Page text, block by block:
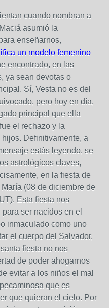
cuando nombran a
asumió la
enseñarnos,
un modelo femenino
encontrado, en las
ya sean devotas o
Sí, Vesta no es del
pero hoy en día,
principal que ella
el rechazo y la
Definitivamente, a
estás leyendo, se
astrológicos claves,
en la fiesta de
(08 de diciembre de
Esta fiesta nos
ser nacidos en el
inmaculado como uno
el cuerpo del Salvador,
fiesta no nos
de poder ahogarnos
evitar a los niños el mal
que es
que quieran el cielo. Por